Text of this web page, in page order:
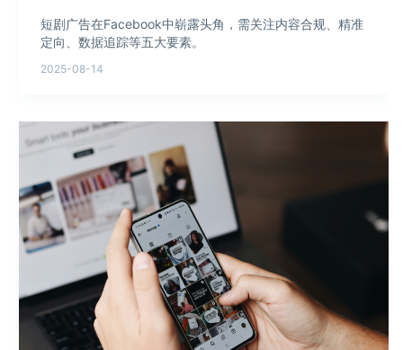
短剧广告在Facebook中崭露头角，需关注内容合规、精准
定向、数据追踪等五大要素。
2025-08-14